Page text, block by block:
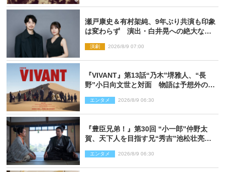
瀬戸康史＆有村架純、9年ぶり共演も印象
は変わらず 演出・白井晃への絶大なる
演劇 2026/8/9 07:00
『VIVANT』第13話“乃木”堺雅人、“長
野”小日向文世と対面 物語は予想外の展
エンタメ 2026/8/9 06:30
『豊臣兄弟！』第30回 “小一郎”仲野太
賀、天下人を目指す兄“秀吉”池松壮亮
エンタメ 2026/8/9 06:30